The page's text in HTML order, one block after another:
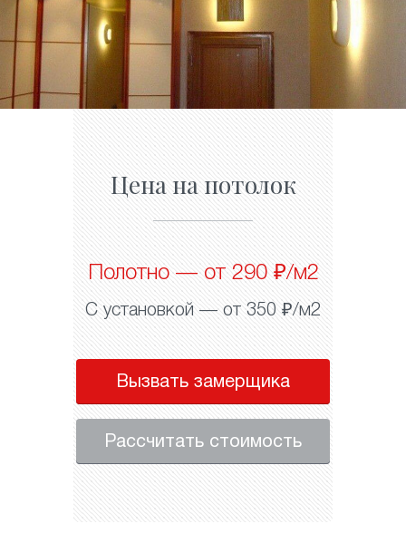
Цена на потолок
Полотно — от 290 ₽/м2
С установкой — от 350 ₽/м2
Вызвать замерщика
Рассчитать стоимость